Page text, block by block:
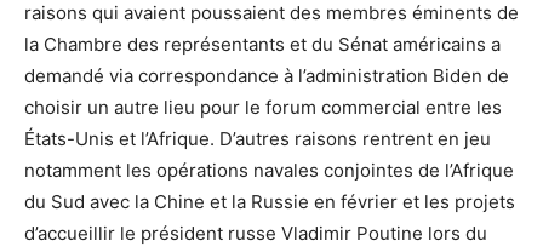
raisons qui avaient poussaient des membres éminents de
la Chambre des représentants et du Sénat américains a
demandé via correspondance à l’administration Biden de
choisir un autre lieu pour le forum commercial entre les
États-Unis et l’Afrique. D’autres raisons rentrent en jeu
notamment les opérations navales conjointes de l’Afrique
du Sud avec la Chine et la Russie en février et les projets
d’accueillir le président russe Vladimir Poutine lors du